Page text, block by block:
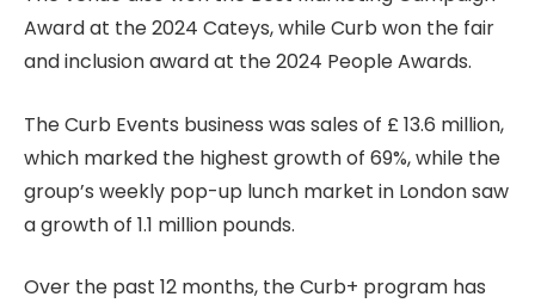
Award at the 2024 Cateys, while Curb won the fair
and inclusion award at the 2024 People Awards.
The Curb Events business was sales of £ 13.6 million,
which marked the highest growth of 69%, while the
group’s weekly pop-up lunch market in London saw
a growth of 1.1 million pounds.
Over the past 12 months, the Curb+ program has